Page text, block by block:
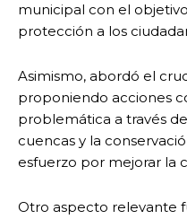
municipal con el
protección a los
Asimismo, abordó el
proponiendo acciones
problemática a través
cuencas y la
esfuerzo por mejorar la
Otro aspecto relevante